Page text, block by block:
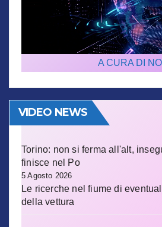
A CURA DI
VIDEO NEWS
Torino: non si ferma all'alt,
finisce nel Po
5 Agosto 2026
Le ricerche nel fiume di
della vettura